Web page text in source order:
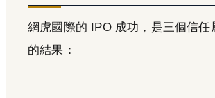
網虎國際的 IPO 成功，是三個信任
的結果：